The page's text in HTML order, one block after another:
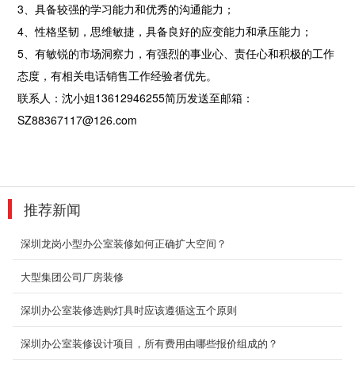
3、具备较强的学习能力和优秀的沟通能力；
4、性格坚韧，思维敏捷，具备良好的应变能力和承压能力；
5、有敏锐的市场洞察力，有强烈的事业心、责任心和积极的工作
态度，有相关电话销售工作经验者优先。
联系人：沈小姐13612946255简历发送至邮箱：
SZ88367117@126.com
推荐新闻
深圳龙岗小型办公室装修如何正确扩大空间？
大型集团公司厂房装修
深圳办公室装修选购灯具时应该遵循这五个原则
深圳办公室装修设计项目，所有费用由哪些报价组成的？
办公室厂房装修
办公室简单装修效果图也会讨人喜欢，有时候好
看不需要太复杂，精简干练的装修反而会有一种
别致的时尚...
主题办公室装修设计
商务办公楼装修_华腾建材
秉承用创意设计为客户提供品质设计服务。运用
地毯原材的纸筒作为公共区域通道处理，特别化
了客户...
2018-07-23
企业厂房装修设计案例